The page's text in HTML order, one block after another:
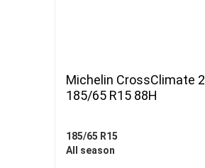
Michelin CrossClimate 2
185/65 R15 88H
185/65 R15
All season